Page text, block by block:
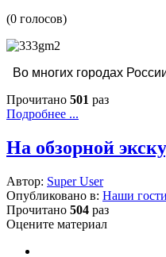
(0 голосов)
Во многих городах
Прочитано 501 раз
Подробнее ...
На обзорной
Автор: Super User
Опубликовано в: Наши гости
Прочитано 504 раз
Оцените материал